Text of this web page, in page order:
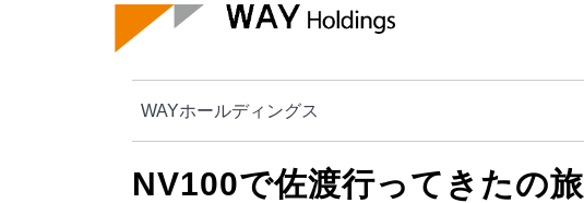
WAYホールディングス
NV100で佐渡行ってきたの旅